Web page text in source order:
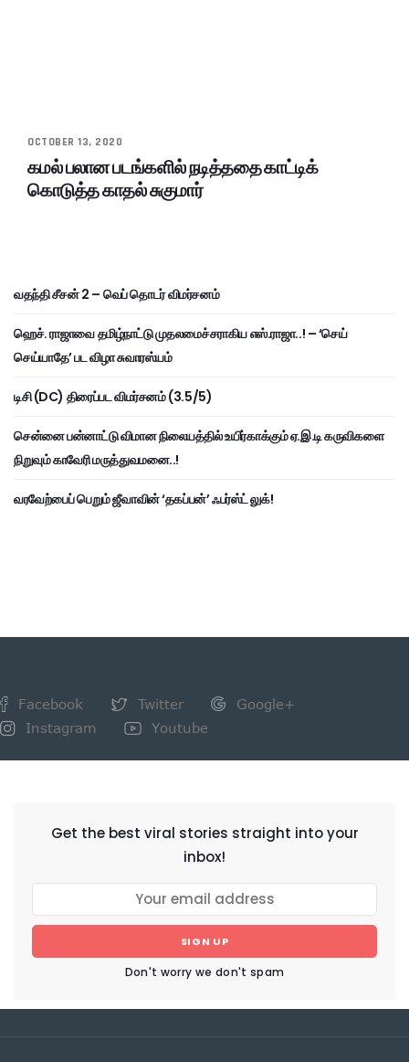
OCTOBER 13, 2020
கமல் பலான படங்களில் நடித்ததை காட்டிக்
கொடுத்த காதல் சுகுமார்
வதந்தி சீசன் 2 – வெப் தொடர் விமர்சனம்
ஹெச். ராஜாவை தமிழ்நாட்டு முதலமைச்சராகிய எஸ்.ராஜா..! – ‘செய்
செய்யாதே’ பட விழா சுவாரஸ்யம்
டிசி (DC) திரைப்பட விமர்சனம் (3.5/5)
சென்னை பன்னாட்டு விமான நிலையத்தில் உயிர்காக்கும் ஏ.இ.டி கருவிகளை
நிறுவும் காவேரி மருத்துவமனை..!
வரவேற்பைப் பெறும் ஜீவாவின் ‘தகப்பன்’ ஃபர்ஸ்ட் லுக்!
Facebook Twitter
Google+
Instagram
Youtube
Get the best viral stories straight into your
inbox!
SIGN UP
Don't worry we don't spam